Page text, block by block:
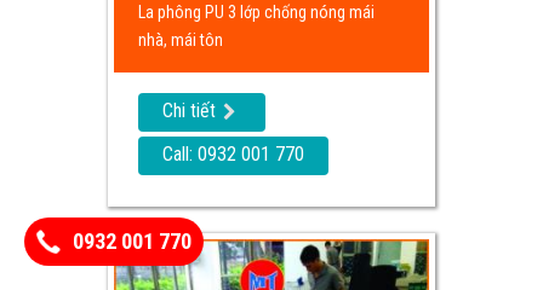
La phông PU 3 lớp chống nóng mái
nhà, mái tôn
Chi tiết
Call: 0932 001 770
0932 001 770